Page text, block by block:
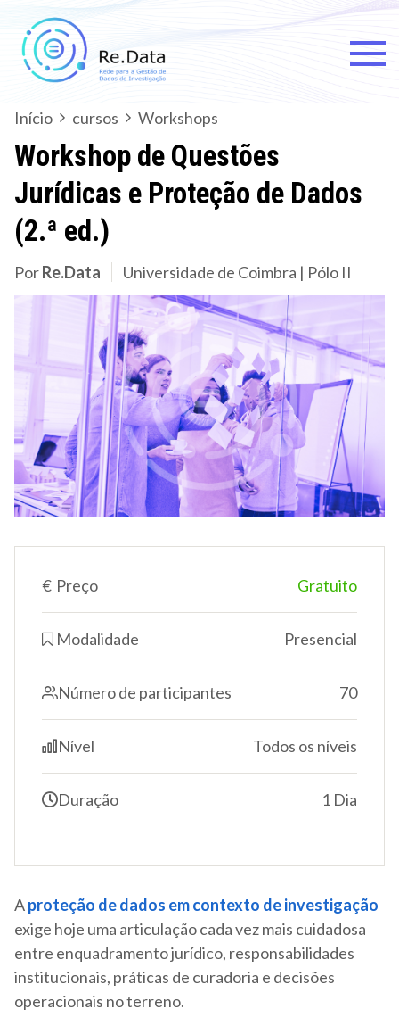
content
Rede para a Gestão de Dados
Início cursos Workshops
Workshop de Questões
Jurídicas e Proteção de Dados
(2.ª ed.)
PorRe.Data Universidade de Coimbra | Pólo II
€ Preço Gratuito
Modalidade Presencial
Número de participantes 70
Nível Todos os níveis
Duração 1 Dia
Aproteção de dados em contexto de investigação
exige hoje uma articulação cada vez mais cuidadosa
entre enquadramento jurídico, responsabilidades
institucionais, práticas de curadoria e decisões
operacionais no terreno.